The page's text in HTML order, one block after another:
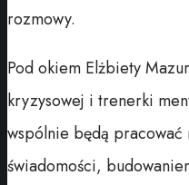
rozmowy.
Pod okiem Elżbiety
kryzysowej i trenerki
wspólnie będą
świadomości,